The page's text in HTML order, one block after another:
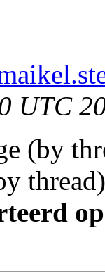
UTC
(by